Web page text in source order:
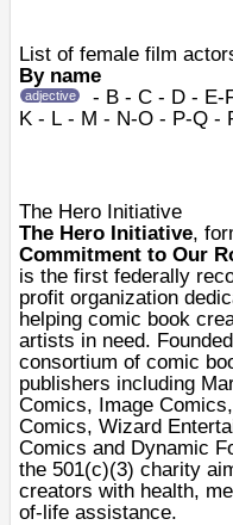
List of female film
By name
adjective - B - C - D - E-
K - L - M - N-O - P-Q -
The Hero Initiative
The Hero Initiative,
Commitment to Our
is the first federally
profit organization
helping comic book
artists in need.
consortium of comic
publishers including
Comics, Image Comics,
Comics, Wizard
Comics and Dynamic
the 501(c)(3) charity
creators with health,
of-life assistance.